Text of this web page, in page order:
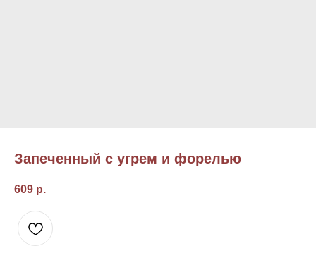
Запеченный с угрем и форелью
609 р.